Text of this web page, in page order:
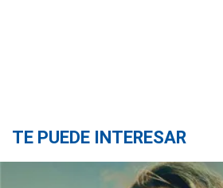
TE PUEDE INTERESAR